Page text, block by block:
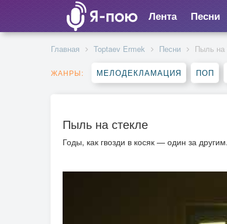
Лента Песни
Главная Toptaev Ermek Песни Пыль на
ЖАНРЫ: МЕЛОДЕКЛАМАЦИЯ ПОП
Пыль на стекле
Годы, как гвозди в косяк — один за другим.